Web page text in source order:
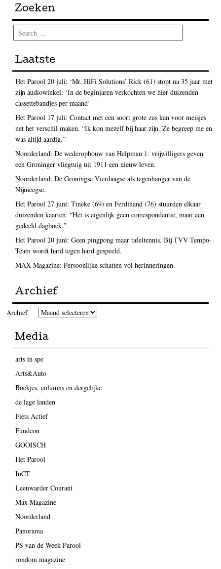
Zoeken
Search
Laatste
Het Parool 20 juli: ‘Mr. HiFi Solutions’ Rick (61) stopt na 35 jaar met
zijn audiowinkel: ‘In de beginjaren verkochten we hier duizenden
cassettebandjes per maand’
Het Parool 17 juli: Contact met een soort grote zus kan voor meisjes
net het verschil maken. “Ik kon mezelf bij haar zijn. Ze begreep me en
was altijd aardig.”
Noorderland: De wederopbouw van Helpman 1: vrijwilligers geven
een Groninger vliegtuig uit 1911 een nieuw leven.
Noorderland: De Groningse Vierdaagse als tegenhanger van de
Nijmeegse.
Het Parool 27 juni: Tineke (69) en Ferdinand (76) stuurden elkaar
duizenden kaarten: “Het is eigenlijk geen correspondentie, maar een
gedeeld dagboek.”
Het Parool 20 juni: Geen pingpong maar tafeltennis. Bij TVV Tempo-
Team wordt hard tegen hard gespeeld.
MAX Magazine: Persoonlijke schatten vol herinneringen.
Archief
Archief
Media
arts in spe
Arts&Auto
Boekjes, columns en dergelijke
de lage landen
Fiets Actief
Fundeon
GOOISCH
Het Parool
InCT
Leeuwarder Courant
Max Magazine
Noorderland
Panorama
PS van de Week Parool
rondom magazine